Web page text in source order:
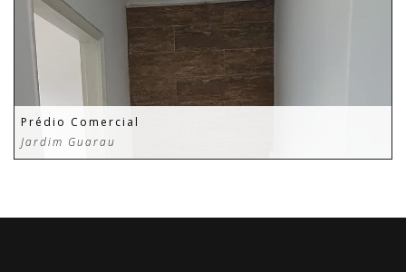
Prédio Comercial
Jardim Guarau